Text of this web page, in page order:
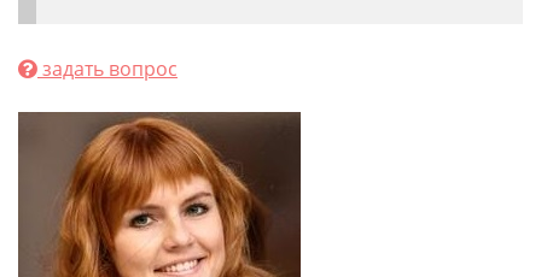
задать вопрос